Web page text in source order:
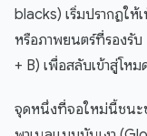
blacks) เริ่มปรากฏให้
หรือภาพยนตร์ที่รองรั
+ B) เพื่อสลับเข้าสู่โห
จุดหนึ่งที่จอใหม่นี้ชนะ